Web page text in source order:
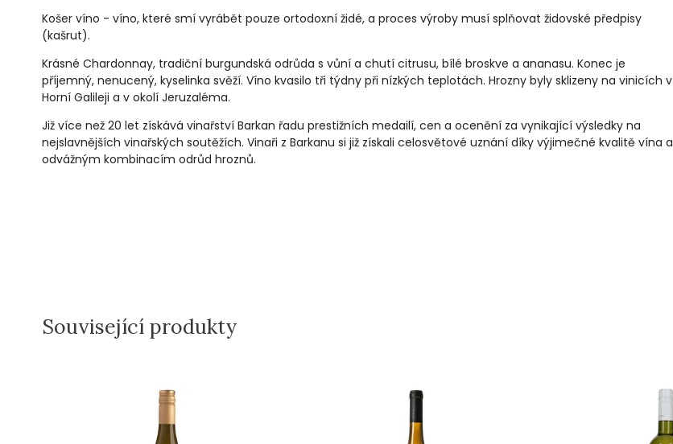
Košer víno - víno, které smí vyrábět pouze ortodoxní židé, a proces výroby musí splňovat židovské předpisy
(kašrut).
Krásné Chardonnay, tradiční burgundská odrůda s vůní a chutí citrusu, bílé broskve a ananasu. Konec je
příjemný, nenucený, kyselinka svěží. Víno kvasilo tři týdny při nízkých teplotách. Hrozny byly sklizeny na vinicích v
Horní Galileji a v okolí Jeruzaléma.
Již více než 20 let získává vinařství Barkan řadu prestižních medailí, cen a ocenění za vynikající výsledky na
nejslavnějších vinařských soutěžích. Vinaři z Barkanu si již získali celosvětové uznání díky výjimečné kvalitě vína a
odvážným kombinacím odrůd hroznů.
Související produkty